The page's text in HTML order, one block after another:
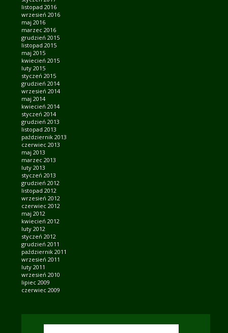
listopad 2016
wrzesień 2016
maj 2016
marzec 2016
grudzień 2015
listopad 2015
maj 2015
kwiecień 2015
luty 2015
styczeń 2015
grudzień 2014
wrzesień 2014
maj 2014
kwiecień 2014
styczeń 2014
grudzień 2013
listopad 2013
październik 2013
czerwiec 2013
maj 2013
marzec 2013
luty 2013
styczeń 2013
grudzień 2012
listopad 2012
wrzesień 2012
czerwiec 2012
maj 2012
kwiecień 2012
luty 2012
styczeń 2012
grudzień 2011
październik 2011
wrzesień 2011
luty 2011
wrzesień 2010
lipiec 2009
czerwiec 2009